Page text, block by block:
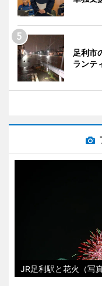
足利市
ランテ
JR足利駅と花火（写